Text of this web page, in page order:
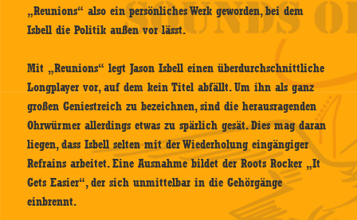
„Reunions“ also ein persönliches Werk geworden, bei dem
Isbell die Politik außen vor lässt.
Mit „Reunions“ legt Jason Isbell einen überdurchschnittliche
Longplayer vor, auf dem kein Titel abfällt. Um ihn als ganz
großen Geniestreich zu bezeichnen, sind die herausragenden
Ohrwürmer allerdings etwas zu spärlich gesät. Dies mag daran
liegen, dass Isbell selten mit der Wiederholung eingängiger
Refrains arbeitet. Eine Ausnahme bildet der Roots Rocker „It
Gets Easier“, der sich unmittelbar in die Gehörgänge
einbrennt.